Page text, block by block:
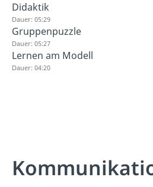
Didaktik
Dauer: 05:29
Gruppenpuzzle
Dauer: 05:27
Lernen am Modell
Dauer: 04:20